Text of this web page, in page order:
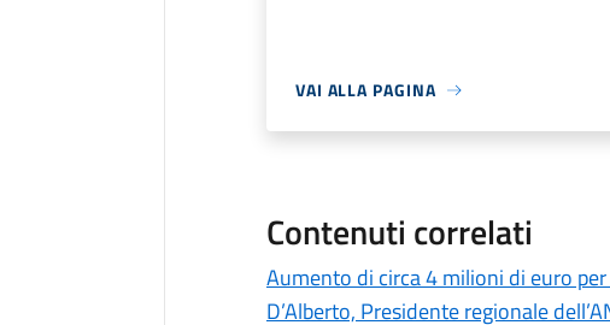
VAI ALLA PAGINA
Contenuti correlati
Aumento di circa 4 milioni di euro
D’Alberto, Presidente regionale